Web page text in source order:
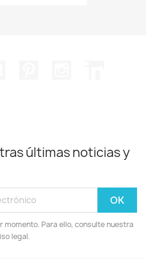
últimas noticias y
momento. Para ello, consulte nuestra
legal.